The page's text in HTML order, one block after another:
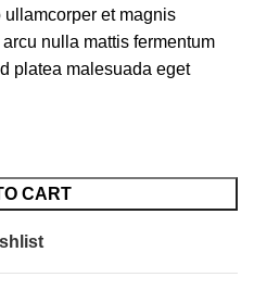
et magnis
nulla mattis fermentum
platea malesuada eget
CART